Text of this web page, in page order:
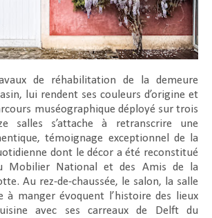
de réhabilitation de la demeure
lui rendent ses couleurs d’origine et
muséographique déployé sur trois
salles s’attache à retranscrire une
témoignage exceptionnel de la
dont le décor a été reconstitué
Mobilier National et des Amis de la
Au rez-de-chaussée, le salon, la salle
à manger évoquent l’histoire des lieux
avec ses carreaux de Delft du